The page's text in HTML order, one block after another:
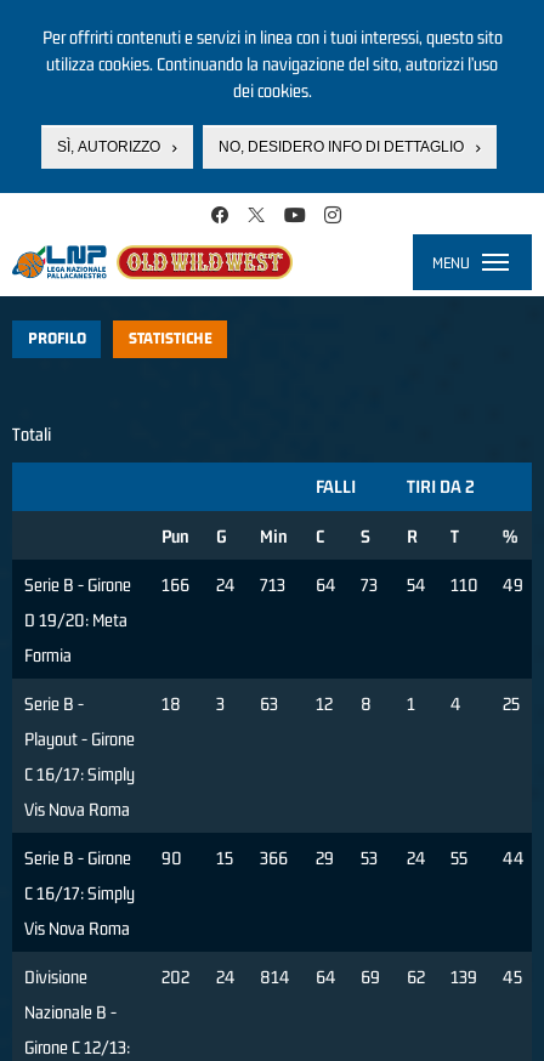
Per offrirti contenuti e servizi in linea con i tuoi interessi, questo sito
utilizza cookies. Continuando la navigazione del sito, autorizzi l’uso
dei cookies.
SÌ, AUTORIZZO NO, DESIDERO INFO DI DETTAGLIO
MENU
PROFILO STATISTICHE
Totali
FALLI TIRI DA 2
Pun G Min C S R T %
Serie B - Girone
D 19/20: Meta
Formia
166 24 713 64 73 54 110 49
Serie B -
Playout - Girone
C 16/17: Simply
Vis Nova Roma
18 3 63 12 8 1 4 25
Serie B - Girone
C 16/17: Simply
Vis Nova Roma
90 15 366 29 53 24 55 44
Divisione
Nazionale B -
Girone C 12/13:
202 24 814 64 69 62 139 45